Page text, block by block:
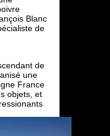
Blanc
de
de
une
France
objets, et